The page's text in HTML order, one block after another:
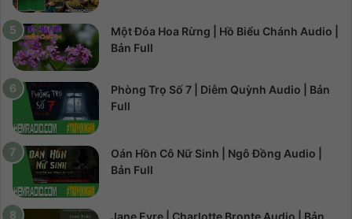
Một Đóa Hoa Rừng | Hồ Biểu Chánh Audio |
Bản Full
Phòng Trọ Số 7 | Diễm Quỳnh Audio | Bản
Full
Oán Hồn Cô Nữ Sinh | Ngô Đồng Audio |
Bản Full
Jane Eyre | Charlotte Bronte Audio | Bản